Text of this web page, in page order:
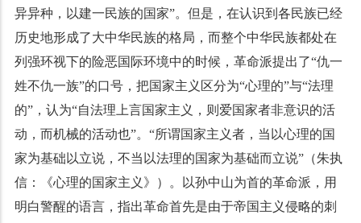
异异种，以建一民族的国家”。但是，在认识到各民族已经
历史地形成了大中华民族的格局，而整个中华民族都处在
列强环视下的险恶国际环境中的时候，革命派提出了“仇一
姓不仇一族”的口号，把国家主义区分为“心理的”与“法理
的”，认为“自法理上言国家主义，则爱国家者非意识的活
动，而机械的活动也”。“所谓国家主义者，当以心理的国
家为基础以立说，不当以法理的国家为基础而立说”（朱执
信：《心理的国家主义》）。以孙中山为首的革命派，用
明白警醒的语言，指出革命首先是由于帝国主义侵略的刺